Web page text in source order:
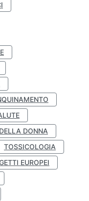
DONNA
TOSSICOLOGIA
EUROPEI